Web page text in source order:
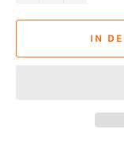
IN